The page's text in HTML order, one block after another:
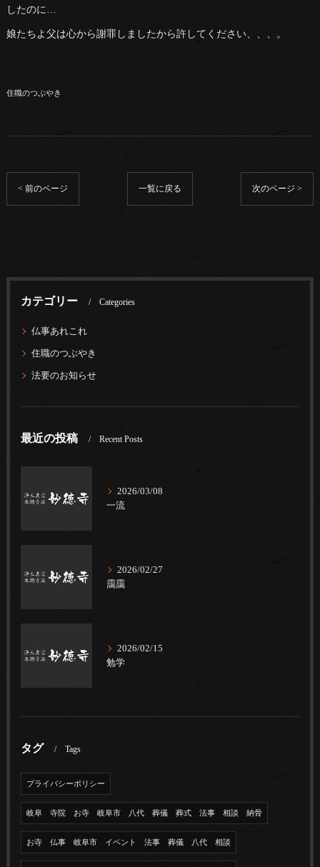
したのに…
娘たちよ父は心から謝罪しましたから許してください、、、。
住職のつぶやき
< 前のページ 一覧に戻る 次のページ >
カテゴリー Categories
仏事あれこれ
住職のつぶやき
法要のお知らせ
最近の投稿 Recent Posts
2026/03/08
一流
2026/02/27
靄靄
2026/02/15
勉学
タグ Tags
プライバシーポリシー
岐阜 寺院 お寺 岐阜市 八代 葬儀 葬式 法事 相談 納骨
お寺 仏事 岐阜市 イベント 法事 葬儀 八代 相談